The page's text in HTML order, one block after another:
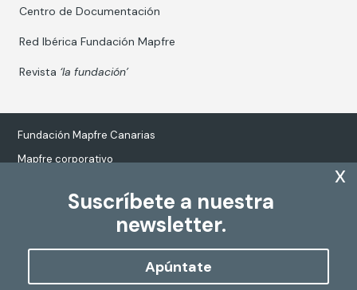
Suscríbete a nuestra
newsletter.
Apúntate
x
Centro de Documentación
Red Ibérica Fundación Mapfre
Revista ‘la fundación’
Fundación Mapfre Canarias
Mapfre corporativo
Tratamiento de datos personales
Política de Cookies